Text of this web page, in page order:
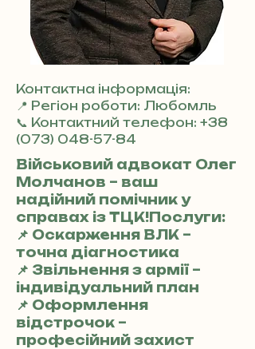
Контактна інформація:
📍 Регіон роботи: Любомль
📞 Контактний телефон: +38
(073) 048-57-84
Військовий адвокат Олег
Молчанов – ваш
надійний помічник у
справах із ТЦК!Послуги:
📌 Оскарження ВЛК –
точна діагностика
📌 Звільнення з армії –
індивідуальний план
📌 Оформлення
відстрочок –
професійний захист